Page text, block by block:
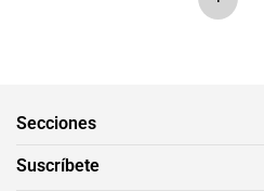
Secciones
Suscríbete